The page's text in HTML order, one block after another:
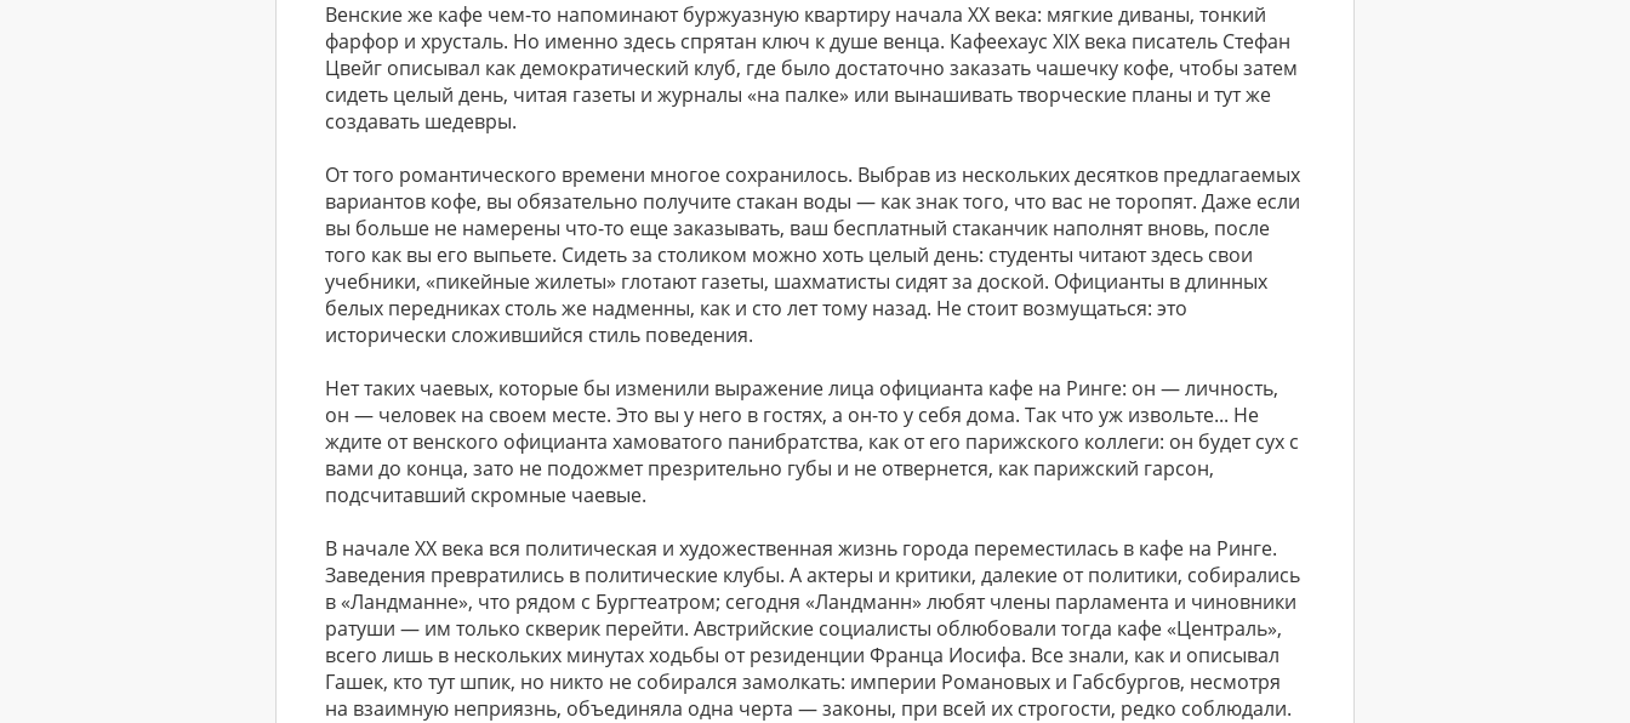
Венские же кафе чем-то напоминают буржуазную квартиру начала ХХ века: мягкие диваны, тонкий
фарфор и хрусталь. Но именно здесь спрятан ключ к душе венца. Кафеехаус XIX века писатель Стефан
Цвейг описывал как демократический клуб, где было достаточно заказать чашечку кофе, чтобы затем
сидеть целый день, читая газеты и журналы «на палке» или вынашивать творческие планы и тут же
создавать шедевры.
От того романтического времени многое сохранилось. Выбрав из нескольких десятков предлагаемых
вариантов кофе, вы обязательно получите стакан воды — как знак того, что вас не торопят. Даже если
вы больше не намерены что-то еще заказывать, ваш бесплатный стаканчик наполнят вновь, после
того как вы его выпьете. Сидеть за столиком можно хоть целый день: студенты читают здесь свои
учебники, «пикейные жилеты» глотают газеты, шахматисты сидят за доской. Официанты в длинных
белых передниках столь же надменны, как и сто лет тому назад. Не стоит возмущаться: это
исторически сложившийся стиль поведения.
Нет таких чаевых, которые бы изменили выражение лица официанта кафе на Ринге: он — личность,
он — человек на своем месте. Это вы у него в гостях, а он-то у себя дома. Так что уж извольте... Не
ждите от венского официанта хамоватого панибратства, как от его парижского коллеги: он будет сух с
вами до конца, зато не подожмет презрительно губы и не отвернется, как парижский гарсон,
подсчитавший скромные чаевые.
В начале ХХ века вся политическая и художественная жизнь города переместилась в кафе на Ринге.
Заведения превратились в политические клубы. А актеры и критики, далекие от политики, собирались
в «Ландманне», что рядом с Бургтеатром; сегодня «Ландманн» любят члены парламента и чиновники
ратуши — им только скверик перейти. Австрийские социалисты облюбовали тогда кафе «Централь»,
всего лишь в нескольких минутах ходьбы от резиденции Франца Иосифа. Все знали, как и описывал
Гашек, кто тут шпик, но никто не собирался замолкать: империи Романовых и Габсбургов, несмотря
на взаимную неприязнь, объединяла одна черта — законы, при всей их строгости, редко соблюдали.